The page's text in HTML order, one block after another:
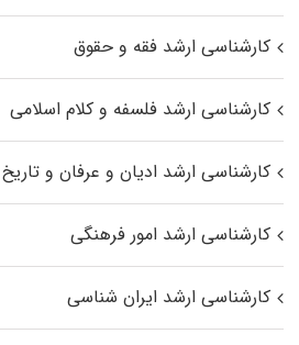
کارشناسی ارشد فقه و حقوق
کارشناسی ارشد فلسفه و کلام اسلامی
کارشناسی ارشد ادیان و عرفان و
کارشناسی ارشد امور فرهنگی
کارشناسی ارشد ایران شناسی